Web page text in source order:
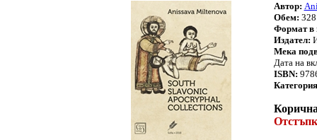
Автор:
Обем: 328
Формат в
Издател:
Мека
Дата на
ISBN: